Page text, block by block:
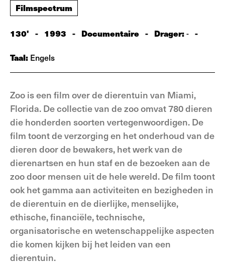
Filmspectrum
130' - 1993 - Documentaire - Drager:- -
Taal: Engels
Zoo is een film over de dierentuin van Miami,
Florida. De collectie van de zoo omvat 780 dieren
die honderden soorten vertegenwoordigen. De
film toont de verzorging en het onderhoud van de
dieren door de bewakers, het werk van de
dierenartsen en hun staf en de bezoeken aan de
zoo door mensen uit de hele wereld. De film toont
ook het gamma aan activiteiten en bezigheden in
de dierentuin en de dierlijke, menselijke,
ethische, financiële, technische,
organisatorische en wetenschappelijke aspecten
die komen kijken bij het leiden van een
dierentuin.